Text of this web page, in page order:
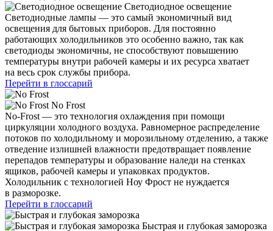
Светодиодное освещение
Светодиодные лампы — это самый экономичный вид
освещения для бытовых приборов. Для постоянно
работающих холодильников это особенно важно, так как
светодиоды экономичны, не способствуют повышению
температуры внутри рабочей камеры и их ресурса хватает
на весь срок службы прибора.
Перейти в глоссарий
No Frost
No-Frost — это технология охлаждения при помощи
циркуляции холодного воздуха. Равномерное распределение
потоков по холодильному и морозильному отделению, а также
отведение излишней влажности предотвращает появление
перепадов температуры и образование наледи на стенках
ящиков, рабочей камеры и упаковках продуктов.
Холодильник с технологией Ноу Фрост не нуждается
в разморозке.
Перейти в глоссарий
Быстрая и глубокая заморозка